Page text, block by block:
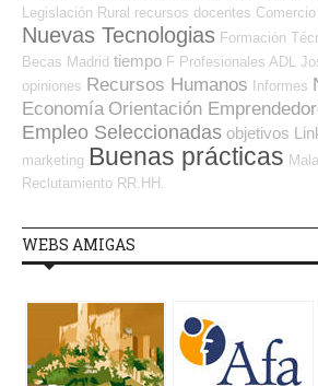
Legislación Rural recursos docentes Comercio
Nuevas Tecnologias Formación
Becas Madrid tiempo F Profesionales ADL
opiniones Recursos Humanos Informes
Economía Orientación
Empleo Seleccionadas objetivos
marketing Buenas prácticas
Reclutamiento RR.HH.
WEBS AMIGAS